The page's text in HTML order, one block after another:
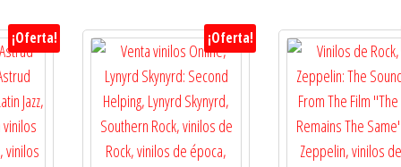
¡Oferta! ¡Oferta!